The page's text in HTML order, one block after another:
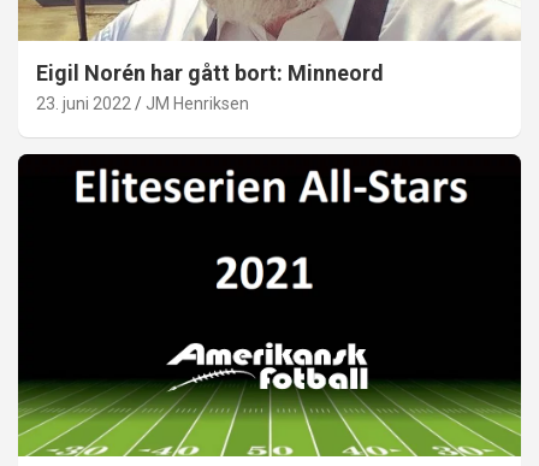
Eigil Norén har gått bort: Minneord
23. juni 2022 JM Henriksen